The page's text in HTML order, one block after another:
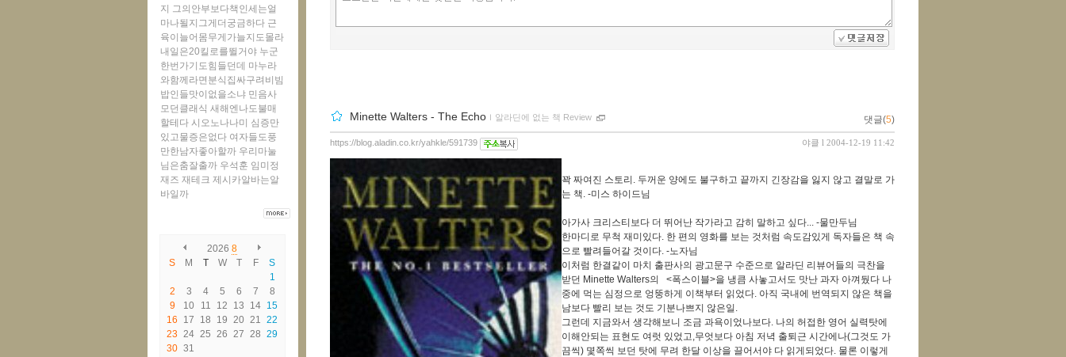
Minette Walters - The Echo ｌ 알라딘에 없는 책 Review 댓글(5)
야클 l 2004-12-19 11:42
https://blog.aladin.co.kr/yahkle/591739
꽉 짜여진 스토리. 두꺼운 양에도 불구하고 끝까지 긴장감을 잃지 않고 결말로 가
는 책. -미스 하이드님
아가사 크리스티보다 더 뛰어난 작가라고 감히 말하고 싶다... -물만두님
한마디로 무척 재미있다. 한 편의 영화를 보는 것처럼 속도감있게 독자들은 책 속
으로 빨려들어갈 것이다. -노자님
이처럼 한결같이 마치 출판사의 광고문구 수준으로 알라딘 리뷰어들의 극찬을
받던 Minette Walters의 <폭스이블>을 냉큼 사놓고서도 맛난 과자 아껴뒀다 나
중에 먹는 심정으로 엉뚱하게 이책부터 읽었다. 아직 국내에 번역되지 않은 책을
남보다 빨리 보는 것도 기분나쁘지 않은일.
그런데 지금와서 생각해보니 조금 과욕이었나보다. 나의 허접한 영어 실력탓에
이해안되는 표현도 여럿 있었고,무엇보다 아침 저녁 출퇴근 시간에나(그것도 가
끔씩) 몇쪽씩 보던 탓에 무려 한달 이상을 끌어서야 다 읽게되었다. 물론 이렇게
지 그의안부보다책인세는얼
마나될지그게더궁금하다 근
육이늘어몸무게가늘지도몰라
내일은20킬로를뛸거야 누군
한번가기도힘들던데 마누라
와함께라면분식집싸구려비빔
밥인들맛이없을소냐 민음사
모던클래식 새해엔나도불매
할테다 시오노나나미 심증만
있고물증은없다 여자들도풍
만한남자좋아할까 우리마눌
님은춤잘출까 우석훈 임미정
재즈 재테크 제시카알바는알
바일까
2026 8
S
M T W T F
S
1
2
3 4 5 6 7
8
9
10 11 12 13 14 15
16
17 18 19 20 21
22
23 24 25 26 27 28 29
30 31